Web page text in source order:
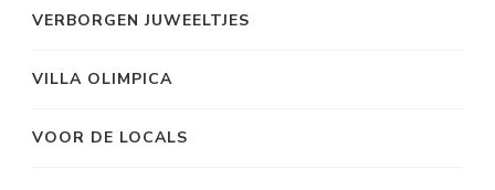
VERBORGEN JUWEELTJES
VILLA OLIMPICA
VOOR DE LOCALS